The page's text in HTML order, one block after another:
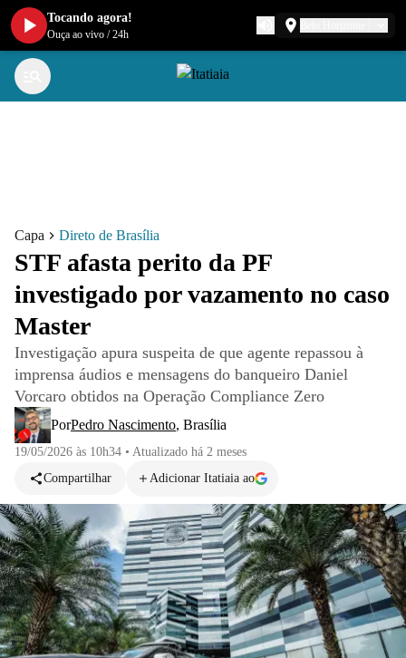
Capa Direto de Brasília
STF afasta perito da PF
investigado por vazamento no caso
Master
Investigação apura suspeita de que agente repassou à
imprensa áudios e mensagens do banqueiro Daniel
Vorcaro obtidos na Operação Compliance Zero
PorPedro Nascimento, Brasília
19/05/2026 às 10h34 • Atualizado há 2 meses
Compartilhar
Adicionar Itatiaia ao
Tocando agora!
Ouça ao vivo /24h